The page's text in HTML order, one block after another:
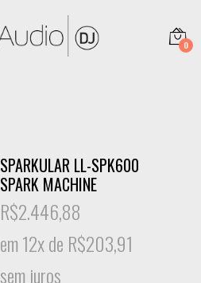
0
SPARKULAR LL-SPK600
SPARK MACHINE
R$2.446,88
em 12x de R$203,91
sem juros